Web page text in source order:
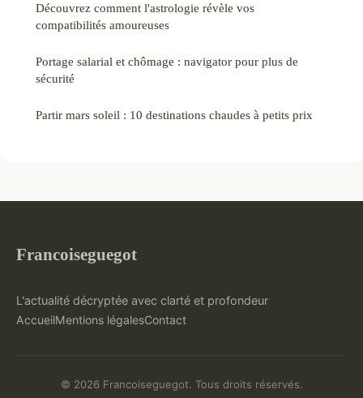
Découvrez comment l'astrologie révèle vos
compatibilités amoureuses
Portage salarial et chômage : navigator pour plus de
sécurité
Partir mars soleil : 10 destinations chaudes à petits prix
Francoiseguegot
L'actualité décryptée avec clarté et profondeur
AccueilMentions légalesContact
© 2026 Francoiseguegot. Tous droits réservés.